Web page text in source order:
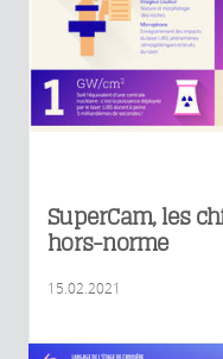
SuperCam, les
hors-norme
15.02.2021